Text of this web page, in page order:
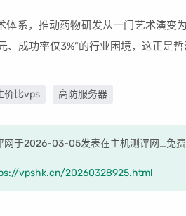
体系，推动药物研发从一门艺术演变
、成功率仅3%”的行业困境，这正是
价比vps 高防服务器
网于2026-03-05发表在主机测评网_免
vpshk.cn/20260328925.html